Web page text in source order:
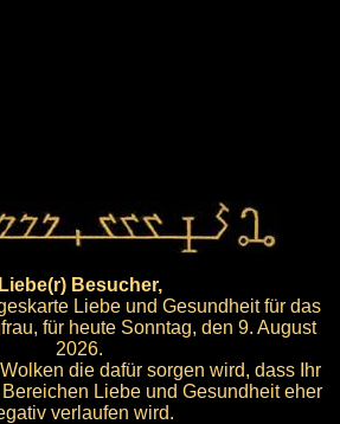
Liebe(r) Besucher,
Liebe und Gesundheit für das
für heute Sonntag, den 9. August
2026.
die dafür sorgen wird, dass Ihr
Liebe und Gesundheit eher
verlaufen wird.